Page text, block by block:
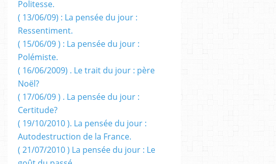
Politesse.
( 13/06/09) : La pensée du jour :
Ressentiment.
( 15/06/09 ) : La pensée du jour :
Polémiste.
( 16/06/2009) . Le trait du jour : père
Noël?
( 17/06/09 ) . La pensée du jour :
Certitude?
( 19/10/2010 ). La pensée du jour :
Autodestruction de la France.
( 21/07/2010 ) La pensée du jour : Le